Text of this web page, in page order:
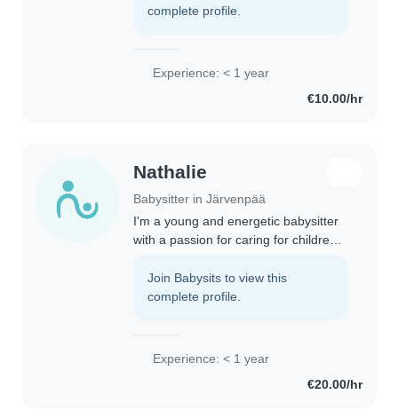
kyseisestä vahtimisesta! Haluan..
complete profile.
Experience: < 1 year
€10.00/hr
Nathalie
Babysitter in Järvenpää
I'm a young and energetic babysitter
with a passion for caring for children
babies, toddlers, and preschoolers
and enjoy engaging them in fun
Join Babysits to view this
complete profile.
Experience: < 1 year
€20.00/hr